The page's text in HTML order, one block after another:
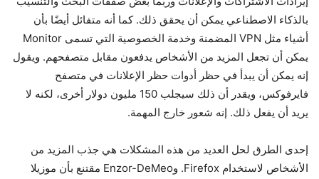
بالذكاء الاصطناعي يمكن أن يحقق ذلك. كما أنه متفائل أيضًا بأن
أشياء مثل VPN المضمنة وخدمة الخصوصية التي تسمى Monitor
يمكن أن تجعل المزيد من الأشخاص يدفعون مقابل متصفحهم. ويقول
إنه يمكن أن يبدأ في حظر أدوات حظر الإعلانات في متصفح
فايرفوكس، ويقدر أن ذلك سيجلب 150 مليون دولار أخرى، لكنه لا
يريد أن يفعل ذلك. إنه شعور خارج المهمة.
إحدى الطرق لحل العديد من هذه المشكلات هي جذب المزيد من
الأشخاص لاستخدام Firefox. وEnzor-DeMeo مقتنع بأن موزيلا